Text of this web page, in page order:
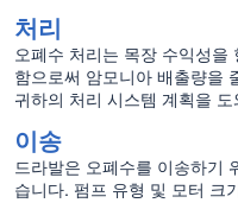
처리
오폐수 처리는 목장 수익성을
함으로써 암모니아 배출량을
귀하의 처리 시스템 계획을
이송
드라발은 오폐수를 이송하기
습니다. 펌프 유형 및 모터 크